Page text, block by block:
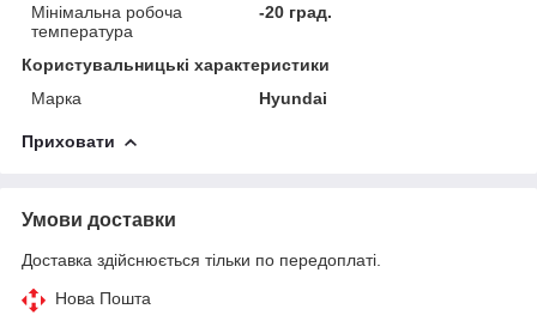
Мінімальна робоча
температура
-20 град.
Користувальницькі характеристики
Марка
Hyundai
Приховати
Умови доставки
Доставка здійснюється тільки по передоплаті.
Нова Пошта